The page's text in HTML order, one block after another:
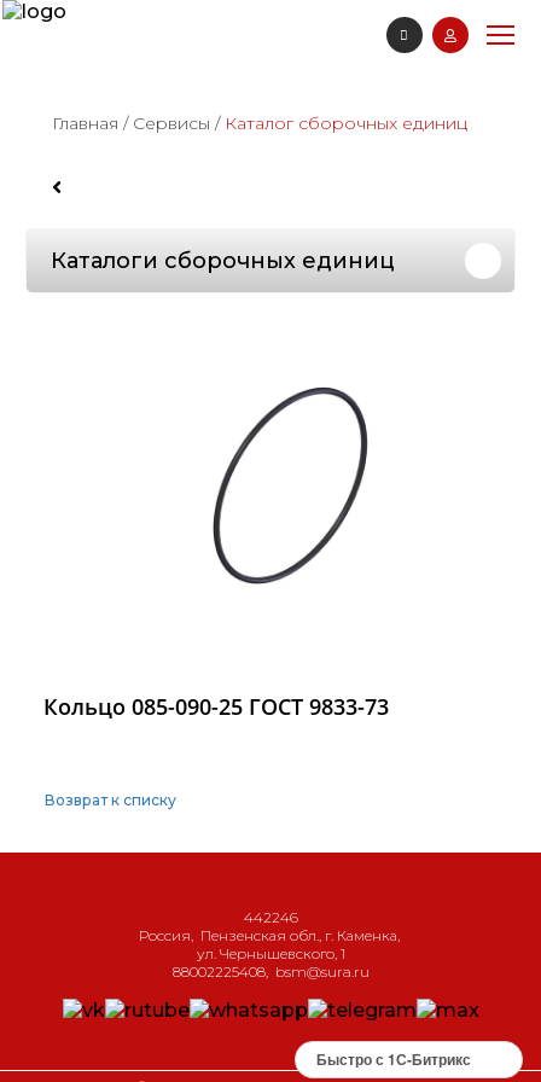
Главная / Сервисы / Каталог сборочных единиц
Каталоги сборочных единиц
Кольцо 085-090-25 ГОСТ 9833-73
Возврат к списку
442246
Россия, Пензенская обл., г. Каменка,
ул. Чернышевского, 1
88002225408, bsm@sura.ru
Быстро с 1С-Битрикс